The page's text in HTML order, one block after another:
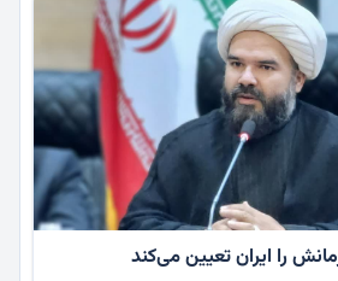
را ایران تعیین می‌کند